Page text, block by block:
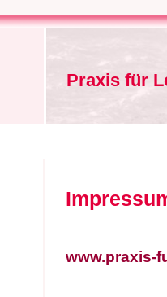
Praxis für
www.praxis-